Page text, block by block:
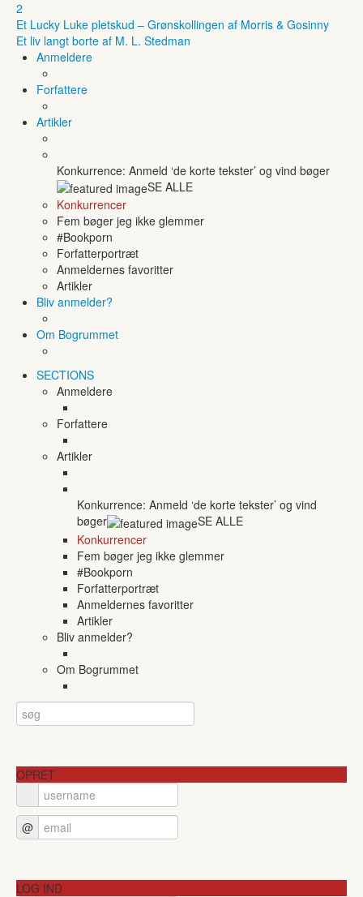
2
Et Lucky Luke pletskud – Grønskollingen af Morris & Gosinny
Et liv langt borte af M. L. Stedman
Anmeldere
Forfattere
Artikler
Konkurrence: Anmeld ‘de korte tekster’ og vind bøger
SE ALLE
Konkurrencer
Fem bøger jeg ikke glemmer
#Bookporn
Forfatterportræt
Anmeldernes favoritter
Artikler
Bliv anmelder?
Om Bogrummet
SECTIONS
Anmeldere
Forfattere
Artikler
Konkurrence: Anmeld ‘de korte tekster’ og vind
bøger
SE ALLE
Konkurrencer
Fem bøger jeg ikke glemmer
#Bookporn
Forfatterportræt
Anmeldernes favoritter
Artikler
Bliv anmelder?
Om Bogrummet
OPRET
@
LOG IND